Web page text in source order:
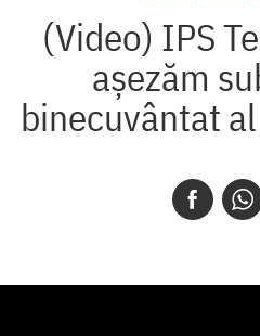
(Video) IPS
așezăm
binecuvântat